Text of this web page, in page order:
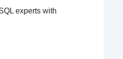
experts with